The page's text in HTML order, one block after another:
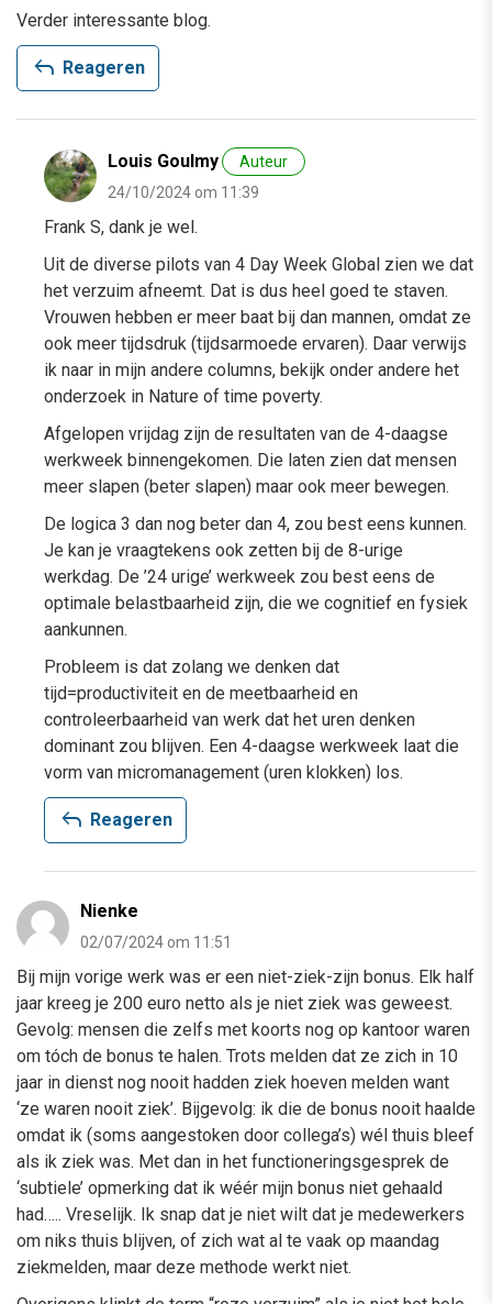
Verder interessante blog.
reply Reageren
Louis Goulmy
Auteur
24/10/2024 om 11:39
Frank S, dank je wel.
Uit de diverse pilots van 4 Day Week Global zien we dat
het verzuim afneemt. Dat is dus heel goed te staven.
Vrouwen hebben er meer baat bij dan mannen, omdat ze
ook meer tijdsdruk (tijdsarmoede ervaren). Daar verwijs
ik naar in mijn andere columns, bekijk onder andere het
onderzoek in Nature of time poverty.
Afgelopen vrijdag zijn de resultaten van de 4-daagse
werkweek binnengekomen. Die laten zien dat mensen
meer slapen (beter slapen) maar ook meer bewegen.
De logica 3 dan nog beter dan 4, zou best eens kunnen.
Je kan je vraagtekens ook zetten bij de 8-urige
werkdag. De ’24 urige’ werkweek zou best eens de
optimale belastbaarheid zijn, die we cognitief en fysiek
aankunnen.
Probleem is dat zolang we denken dat
tijd=productiviteit en de meetbaarheid en
controleerbaarheid van werk dat het uren denken
dominant zou blijven. Een 4-daagse werkweek laat die
vorm van micromanagement (uren klokken) los.
reply Reageren
Nienke
02/07/2024 om 11:51
Bij mijn vorige werk was er een niet-ziek-zijn bonus. Elk half
jaar kreeg je 200 euro netto als je niet ziek was geweest.
Gevolg: mensen die zelfs met koorts nog op kantoor waren
om tóch de bonus te halen. Trots melden dat ze zich in 10
jaar in dienst nog nooit hadden ziek hoeven melden want
‘ze waren nooit ziek’. Bijgevolg: ik die de bonus nooit haalde
omdat ik (soms aangestoken door collega’s) wél thuis bleef
als ik ziek was. Met dan in het functioneringsgesprek de
‘subtiele’ opmerking dat ik wéér mijn bonus niet gehaald
had….. Vreselijk. Ik snap dat je niet wilt dat je medewerkers
om niks thuis blijven, of zich wat al te vaak op maandag
ziekmelden, maar deze methode werkt niet.